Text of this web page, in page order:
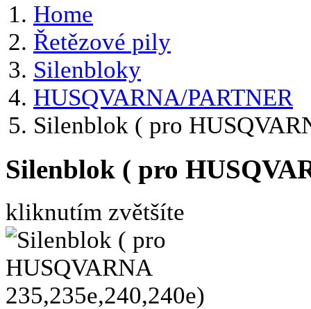
Home
Řetězové pily
Silenbloky
HUSQVARNA/PARTNER
Silenblok ( pro
Silenblok ( pro
kliknutím zvětšíte